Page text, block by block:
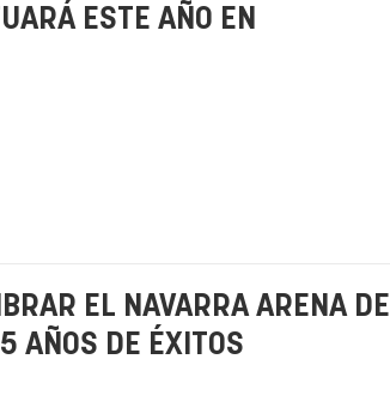
ESTE AÑO EN
EL NAVARRA ARENA DE
AÑOS DE ÉXITOS